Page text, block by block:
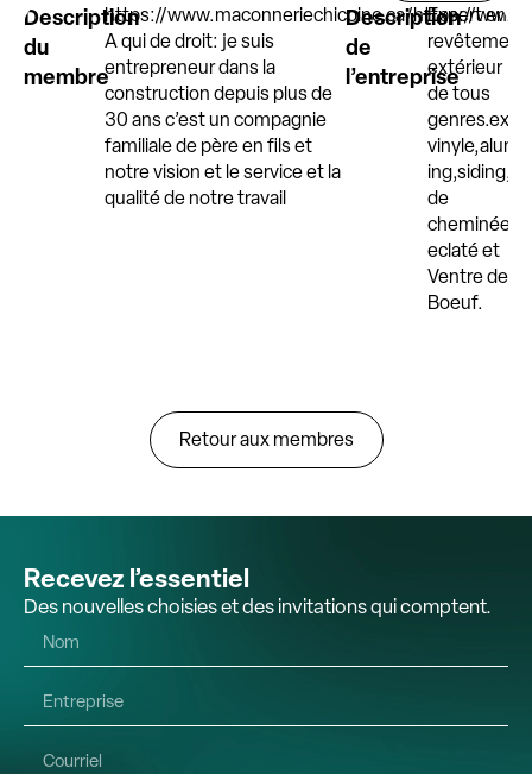
Description
du
membre
https://www.maconneriechicoine.ca/https://
A qui de droit: je suis
entrepreneur dans la
construction depuis plus de
30 ans c’est un compagnie
familiale de père en fils et
notre vision et le service et la
qualité de notre travail
Description
de
l’entreprise
Expert en
revêtement
extérieur
de tous
genres.ex:
de
eclaté et
Ventre de
Boeuf.
Retour aux membres
Recevez l’essentiel
Des nouvelles choisies et des invitations qui comptent.